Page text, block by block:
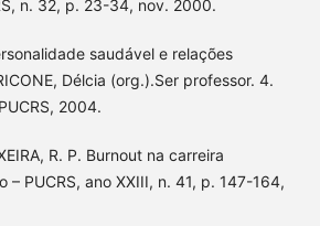
n. 32, p. 23-34, nov. 2000.
saudável e relações
Délcia (org.).Ser professor. 4.
2004.
R. P. Burnout na carreira
– PUCRS, ano XXIII, n. 41, p. 147-164,